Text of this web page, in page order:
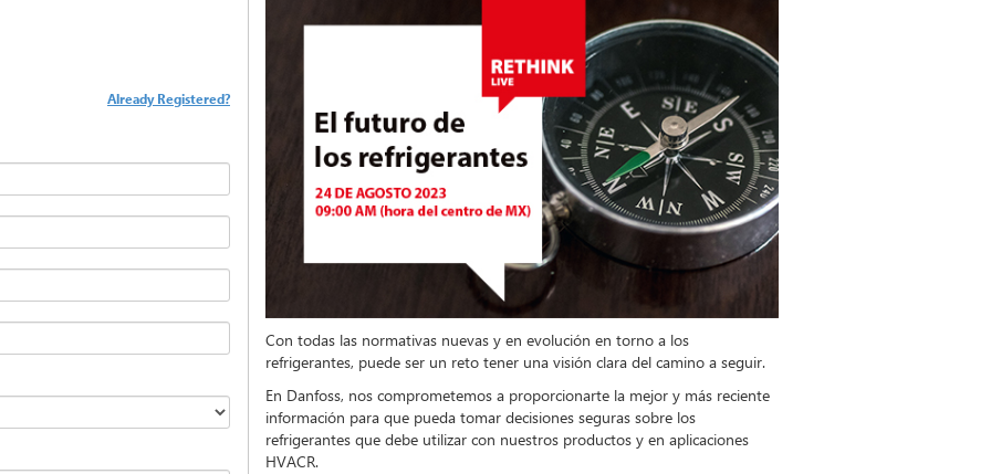
Already Registered?
Con todas las normativas nuevas y en evolución en torno a los
refrigerantes, puede ser un reto tener una visión clara del camino a seguir.
En Danfoss, nos comprometemos a proporcionarte la mejor y más reciente
información para que pueda tomar decisiones seguras sobre los
refrigerantes que debe utilizar con nuestros productos y en aplicaciones
HVACR.